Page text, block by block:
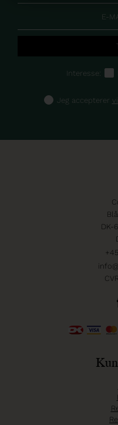
Interesse:
Jeg accepterer
DK-